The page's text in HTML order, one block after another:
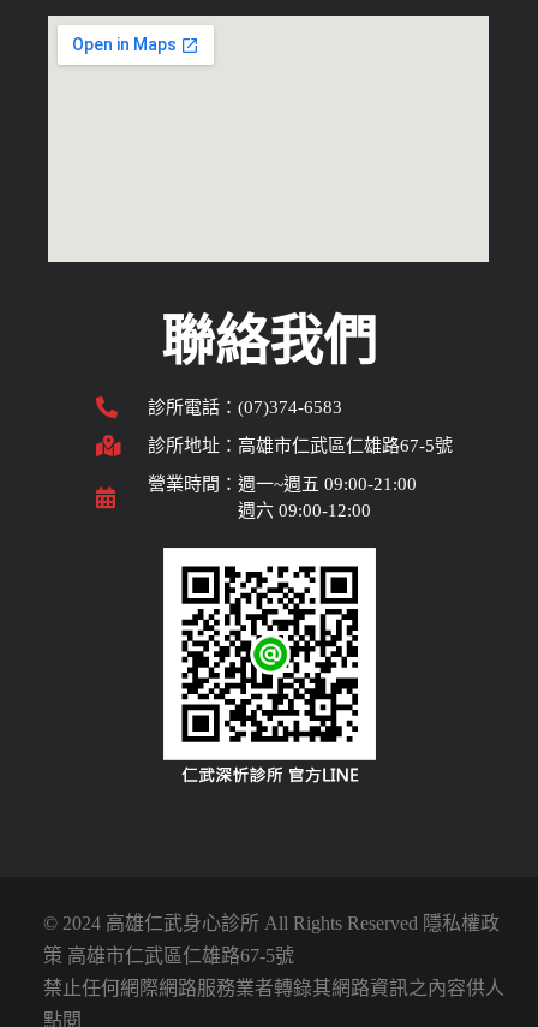
聯絡我們
診所電話：(07)374-6583
診所地址：高雄市仁武區仁雄路67-5號
營業時間：週一~週五 09:00-21:00
週六 09:00-12:00
© 2024 高雄仁武身心診所 All Rights Reserved 隱私權政
策 高雄市仁武區仁雄路67-5號
禁止任何網際網路服務業者轉錄其網路資訊之內容供人
點閱